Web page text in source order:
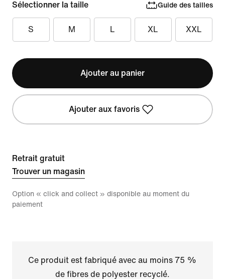
Sélectionner la taille Guide des tailles
S M L XL XXL
Ajouter au panier
Ajouter aux favoris
Retrait gratuit
Trouver un magasin
Option « click and collect » disponible au moment du
paiement
Ce produit est fabriqué avec au moins 75 %
de fibres de polyester recyclé.